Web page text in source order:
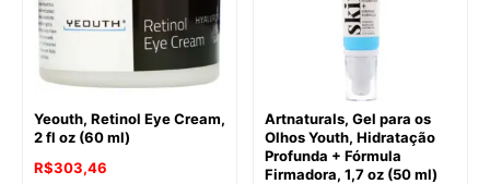
Yeouth, Retinol Eye Cream,
2 fl oz (60 ml)
R$303,46
Artnaturals, Gel para os
Olhos Youth, Hidratação
Profunda + Fórmula
Firmadora, 1,7 oz (50 ml)